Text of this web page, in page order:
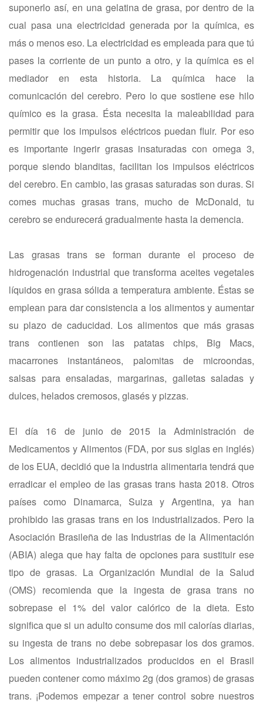
suponerlo así, en una gelatina de grasa, por dentro de la
cual pasa una electricidad generada por la química, es
más o menos eso. La electricidad es empleada para que tú
pases la corriente de un punto a otro, y la química es el
mediador en esta historia. La química hace la
comunicación del cerebro. Pero lo que sostiene ese hilo
químico es la grasa. Ésta necesita la maleabilidad para
permitir que los impulsos eléctricos puedan fluir. Por eso
es importante ingerir grasas insaturadas con omega 3,
porque siendo blanditas, facilitan los impulsos eléctricos
del cerebro. En cambio, las grasas saturadas son duras. Si
comes muchas grasas trans, mucho de McDonald, tu
cerebro se endurecerá gradualmente hasta la demencia.
Las grasas trans se forman durante el proceso de
hidrogenación industrial que transforma aceites vegetales
líquidos en grasa sólida a temperatura ambiente. Éstas se
emplean para dar consistencia a los alimentos y aumentar
su plazo de caducidad. Los alimentos que más grasas
trans contienen son las patatas chips, Big Macs,
macarrones instantáneos, palomitas de microondas,
salsas para ensaladas, margarinas, galletas saladas y
dulces, helados cremosos, glasés y pizzas.
El día 16 de junio de 2015 la Administración de
Medicamentos y Alimentos (FDA, por sus siglas en inglés)
de los EUA, decidió que la industria alimentaria tendrá que
erradicar el empleo de las grasas trans hasta 2018. Otros
países como Dinamarca, Suiza y Argentina, ya han
prohibido las grasas trans en los industrializados. Pero la
Asociación Brasileña de las Industrias de la Alimentación
(ABIA) alega que hay falta de opciones para sustituir ese
tipo de grasas. La Organización Mundial de la Salud
(OMS) recomienda que la ingesta de grasa trans no
sobrepase el 1% del valor calórico de la dieta. Esto
significa que si un adulto consume dos mil calorías diarias,
su ingesta de trans no debe sobrepasar los dos gramos.
Los alimentos industrializados producidos en el Brasil
pueden contener como máximo 2g (dos gramos) de grasas
trans. ¡Podemos empezar a tener control sobre nuestros